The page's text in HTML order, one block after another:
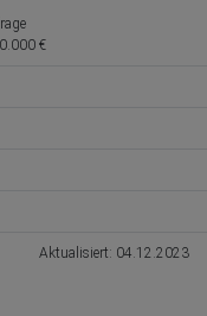
€
Aktualisiert: 04.12.2023